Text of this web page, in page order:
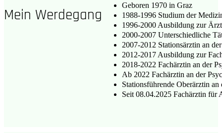
Mein Werdegang
Geboren 1970 in Graz
1988-1996 Studium der
1996-2000 Ausbildung zur
2000-2007 Unterschiedliche
2007-2012 Stationsärztin an
2012-2017 Ausbildung zur
2018-2022 Fachärztin an der
Ab 2022 Fachärztin an der
Stationsführende Oberärztin
Seit 08.04.2025 Fachärztin für